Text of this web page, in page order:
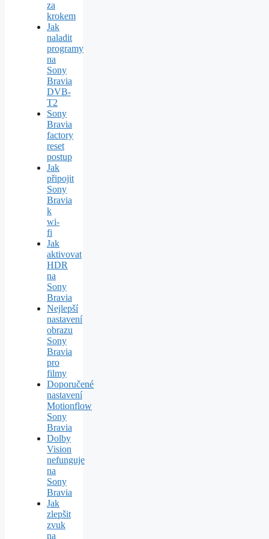
za
krokem
Jak
naladit
programy
na
Sony
Bravia
DVB-
T2
Sony
Bravia
factory
reset
postup
Jak
připojit
Sony
Bravia
k
wi-
fi
Jak
aktivovat
HDR
na
Sony
Bravia
Nejlepší
nastavení
obrazu
Sony
Bravia
pro
filmy
Doporučené
nastavení
Motionflow
Sony
Bravia
Dolby
Vision
nefunguje
na
Sony
Bravia
Jak
zlepšit
zvuk
na